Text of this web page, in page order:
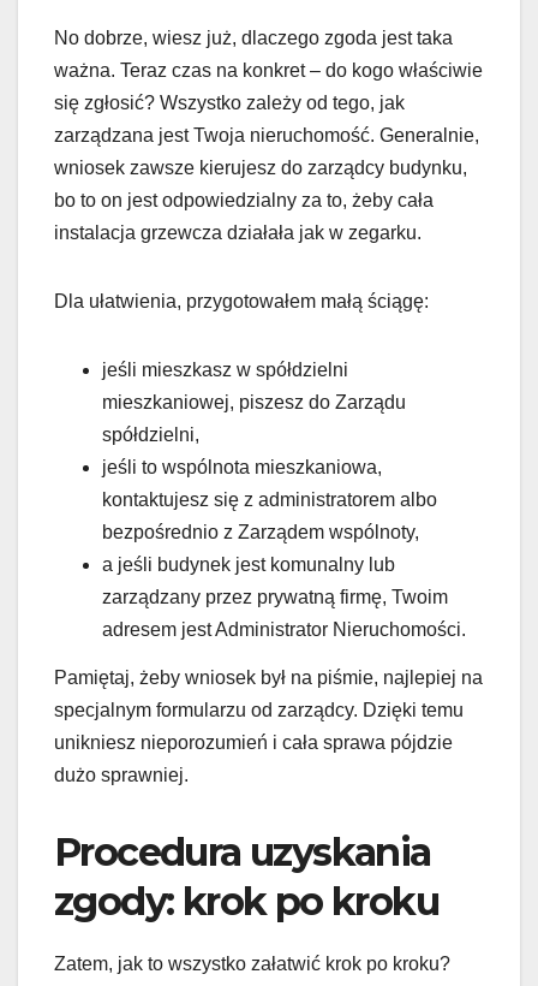
No dobrze, wiesz już, dlaczego zgoda jest taka
ważna. Teraz czas na konkret – do kogo właściwie
się zgłosić? Wszystko zależy od tego, jak
zarządzana jest Twoja nieruchomość. Generalnie,
wniosek zawsze kierujesz do zarządcy budynku,
bo to on jest odpowiedzialny za to, żeby cała
instalacja grzewcza działała jak w zegarku.
Dla ułatwienia, przygotowałem małą ściągę:
jeśli mieszkasz w spółdzielni
mieszkaniowej, piszesz do Zarządu
spółdzielni,
jeśli to wspólnota mieszkaniowa,
kontaktujesz się z administratorem albo
bezpośrednio z Zarządem wspólnoty,
a jeśli budynek jest komunalny lub
zarządzany przez prywatną firmę, Twoim
adresem jest Administrator Nieruchomości.
Pamiętaj, żeby wniosek był na piśmie, najlepiej na
specjalnym formularzu od zarządcy. Dzięki temu
unikniesz nieporozumień i cała sprawa pójdzie
dużo sprawniej.
Procedura uzyskania
zgody: krok po kroku
Zatem, jak to wszystko załatwić krok po kroku?